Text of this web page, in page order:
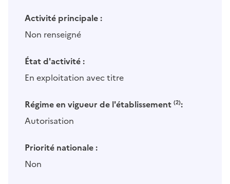
Activité principale :
Non renseigné
État d'activité :
En exploitation avec titre
Régime en vigueur de l'établissement (2):
Autorisation
Priorité nationale :
Non